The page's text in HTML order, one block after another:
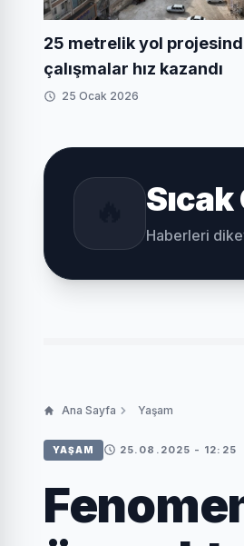
25 metrelik yol
çalışmalar hız kazandı
25 Ocak 2026
Haberleri
Ana Sayfa Yaşam
YAŞAM 25.08.2025 - 12:25